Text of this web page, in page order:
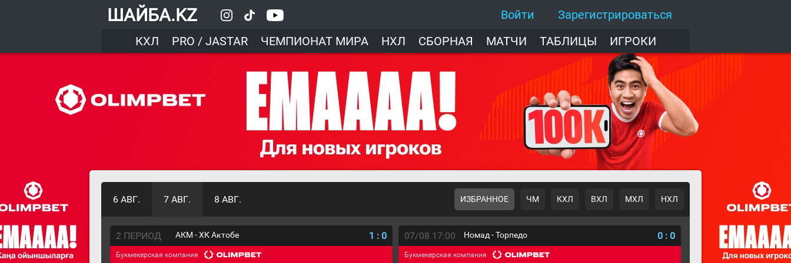
ШАЙБА.KZ Войти
Зарегистрироваться
КХЛ
PRO / JASTAR ЧЕМПИОНАТ МИРА НХЛ СБОРНАЯ МАТЧИ ТАБЛИЦЫ ИГРОКИ
6 АВГ. 7 АВГ. 8 АВГ. ИЗБРАННОЕ ЧМ КХЛ ВХЛ МХЛ НХЛ
2 ПЕРИОД АКМ - ХК Актобе 1 : 0
Букмекерская компания
07/08 17:00 Номад - Торпедо 0 : 0
Букмекерская компания